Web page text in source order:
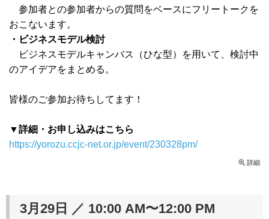
参加者との参加者からの質問をベースにフリートークを
おこないます。
・ビジネスモデル検討
ビジネスモデルキャンバス（ひな型）を用いて、検討中
のアイデアをまとめる。
皆様のご参加お待ちしてます！
▼詳細・お申し込みはこちら
https://yorozu.ccjc-net.or.jp/event/230328pm/
詳細
3月29日 ／ 10:00 AM〜12:00 PM